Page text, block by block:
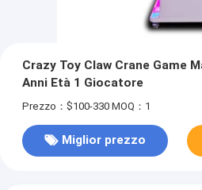
Crazy Toy Claw Crane Game
Anni Età 1 Giocatore
Prezzo：$100-330 MOQ：1
Miglior prezzo